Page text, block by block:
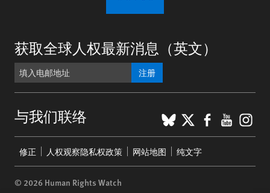
获取全球人权最新消息（英文）
注册
与我们联络 BlueSky
X
menu
修正 人权观察隐私权政策 网站地图 纯文字
© 2026 Human Rights Watch